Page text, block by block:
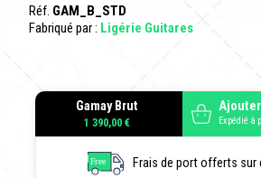
Réf. GAM_B_STD
Fabriqué par : Ligérie Guitares
Gamay Brut
1 390,00 € Expédié à
Frais de port offerts sur